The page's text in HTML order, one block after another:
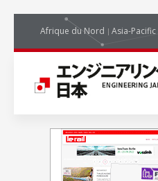
Afrique du Nord Asia-Pacific